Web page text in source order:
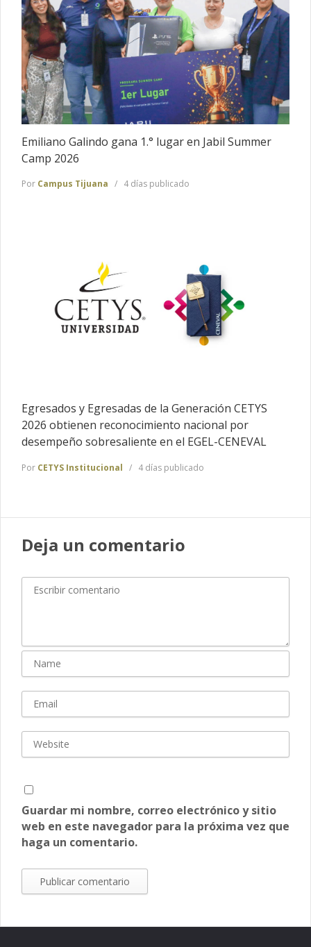
Emiliano Galindo gana 1.° lugar en Jabil Summer
Camp 2026
Por Campus Tijuana 4 días publicado
Egresados y Egresadas de la Generación CETYS
2026 obtienen reconocimiento nacional por
desempeño sobresaliente en el EGEL-CENEVAL
Por CETYS Institucional 4 días publicado
Deja un comentario
Guardar mi nombre, correo electrónico y sitio
web en este navegador para la próxima vez que
haga un comentario.